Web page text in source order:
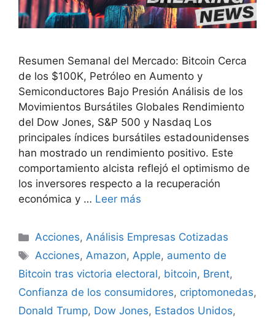
Resumen Semanal del Mercado: Bitcoin Cerca
de los $100K, Petróleo en Aumento y
Semiconductores Bajo Presión Análisis de los
Movimientos Bursátiles Globales Rendimiento
del Dow Jones, S&P 500 y Nasdaq Los
principales índices bursátiles estadounidenses
han mostrado un rendimiento positivo. Este
comportamiento alcista reflejó el optimismo de
los inversores respecto a la recuperación
económica y … Leer más
Categorías
Acciones,Análisis Empresas Cotizadas
Etiquetas
Acciones,Amazon,Apple, aumento de
Bitcoin tras victoria electoral, bitcoin, Brent,
Confianza de los consumidores, criptomonedas,
Donald Trump, Dow Jones, Estados Unidos,